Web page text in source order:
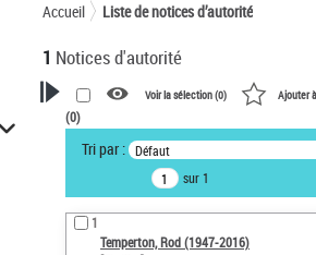
Accueil Liste de notices d’autorité
1 Notices d'autorité
VOTRE RECHERCHE
Recherche avancée dans les
notices d’autorité
Œuvres liées à l'auteur :
Temperton, Rod (1947-2016)
Voir la sélection (0) Ajouter
(0)
Tri par : Défaut
sur 1
1
Temperton, Rod (1947-2016)